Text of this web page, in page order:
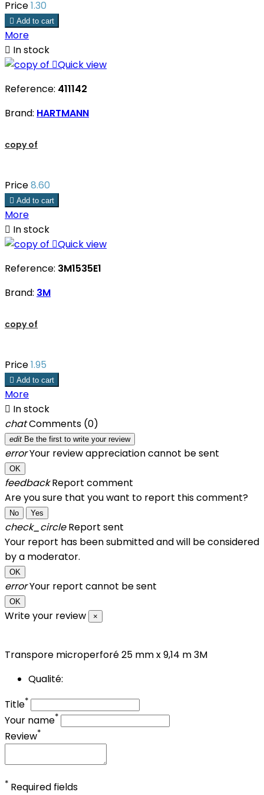
Price1.30
 Add to cart
More
 In stock
Quick view
Reference: 411142
Brand: HARTMANN
copy of
Price8.60
 Add to cart
More
 In stock
Quick view
Reference: 3M1535E1
Brand: 3M
copy of
Price1.95
 Add to cart
More
 In stock
chatComments (0)
edit Be the first to write your review
errorYour review appreciation cannot be sent
OK
feedbackReport comment
Are you sure that you want to report this comment?
No Yes
check_circleReport sent
Your report has been submitted and will be considered
by a moderator.
OK
errorYour report cannot be sent
OK
Write your review ×
Transpore microperforé 25 mm x 9,14 m 3M
Qualité:
Title*
Your name*
Review*
* Required fields